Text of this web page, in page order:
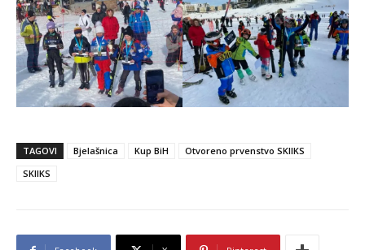
TAGOVI Bjelašnica Kup BiH
Otvoreno prvenstvo SKIIKS
SKIIKS